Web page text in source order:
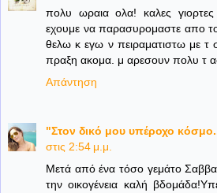
πολυ ωραια ολα! καλες
εχουμε να παρασυρομαστε απο
θελω κ εγω ν πειραματιστω με τ
πραξη ακομα. μ αρεσουν πολυ τ
Απάντηση
"Στον δικό μου υπέροχο
στις 2:54 μ.μ.
Μετά από ένα τόσο γεμάτο
την οικογένεια καλή